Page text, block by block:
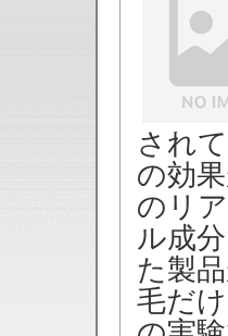
され
の効
のリ
ル成
た製
毛だ